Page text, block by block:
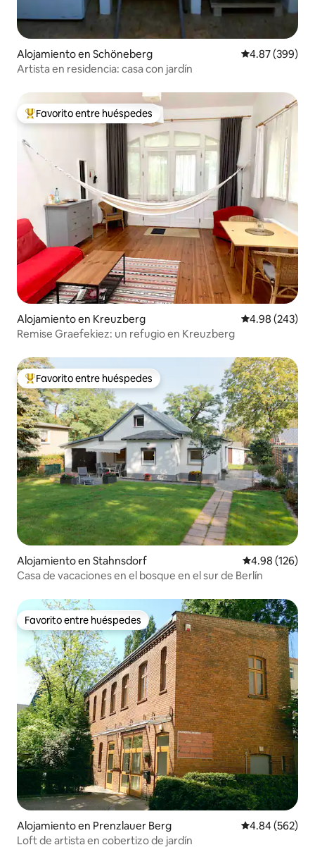
Alojamiento en Schöneberg Calificación
4.87 (399)
Artista en residencia: casa con jardín
Favorito entre huéspedes preferido
Favorito entre huéspedes
Alojamiento en Kreuzberg Calificación
4.98 (243)
Remise Graefekiez: un refugio en Kreuzberg
Favorito entre huéspedes preferido
Favorito entre huéspedes
Alojamiento en Stahnsdorf Calificación
4.98 (126)
Casa de vacaciones en el bosque en el sur de Berlín
Favorito entre huéspedes
Favorito entre huéspedes
Alojamiento en Prenzlauer Berg Calificación
4.84 (562)
Loft de artista en cobertizo de jardín